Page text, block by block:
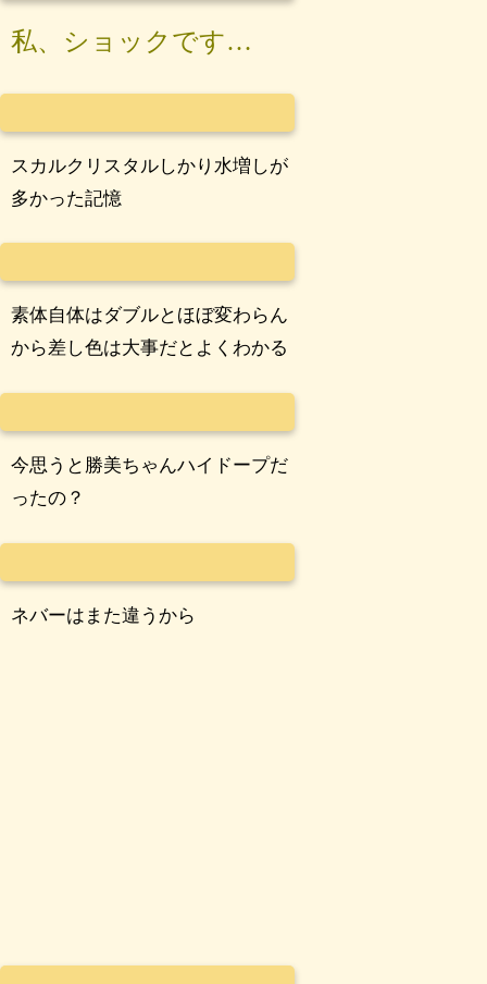
私、ショックです…
スカルクリスタルしかり水増しが
多かった記憶
素体自体はダブルとほぼ変わらん
から差し色は大事だとよくわかる
今思うと勝美ちゃんハイドープだ
ったの？
ネバーはまた違うから